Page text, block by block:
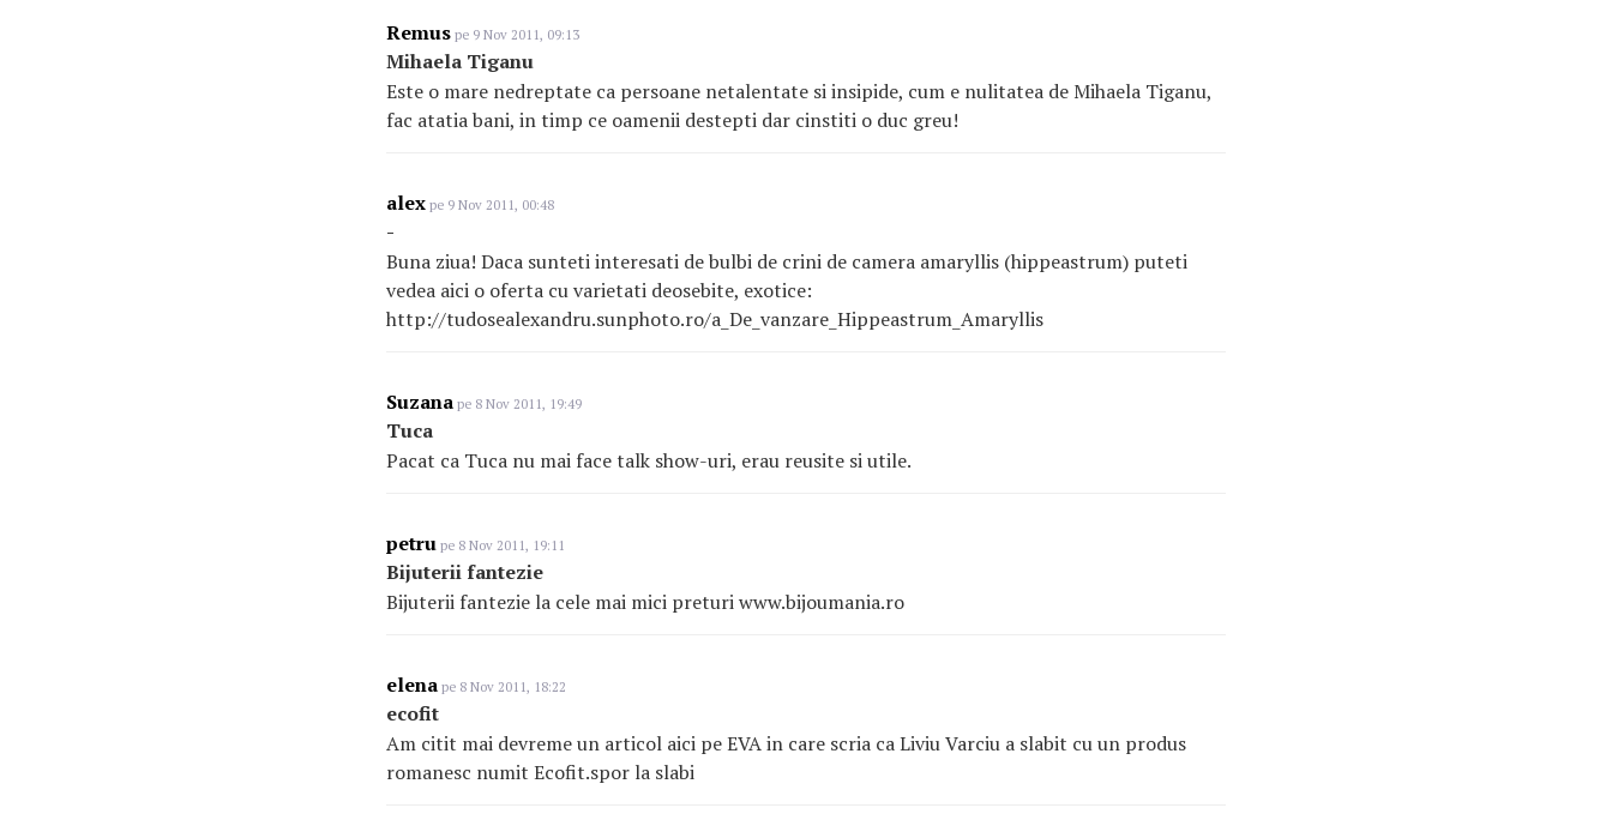
Remus pe 9 Nov 2011, 09:13
Mihaela Tiganu
Este o mare nedreptate ca persoane netalentate si insipide, cum e nulitatea de Mihaela Tiganu,
fac atatia bani, in timp ce oamenii destepti dar cinstiti o duc greu!
alex pe 9 Nov 2011, 00:48
-
Buna ziua! Daca sunteti interesati de bulbi de crini de camera amaryllis (hippeastrum) puteti
vedea aici o oferta cu varietati deosebite, exotice:
http://tudosealexandru.sunphoto.ro/a_De_vanzare_Hippeastrum_Amaryllis
Suzana pe 8 Nov 2011, 19:49
Tuca
Pacat ca Tuca nu mai face talk show-uri, erau reusite si utile.
petru pe 8 Nov 2011, 19:11
Bijuterii fantezie
Bijuterii fantezie la cele mai mici preturi www.bijoumania.ro
elena pe 8 Nov 2011, 18:22
ecofit
Am citit mai devreme un articol aici pe EVA in care scria ca Liviu Varciu a slabit cu un produs
romanesc numit Ecofit.spor la slabi